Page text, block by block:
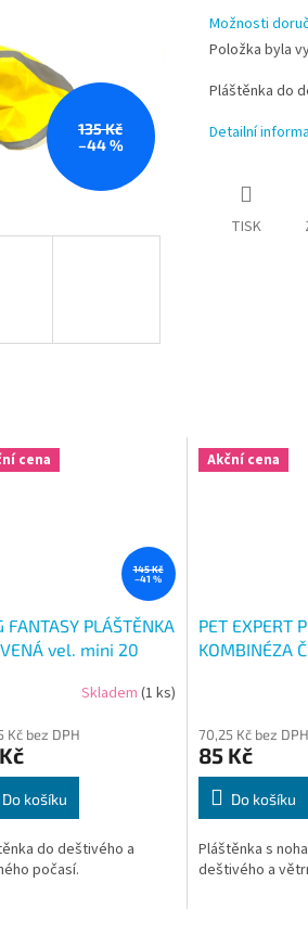
135 Kč
–44 %
Možnosti
Položka byla
Pláštěnka do
Detailní
TISK
cena
145 Kč
–41 %
FANTASY PLÁŠTĚNKA
vel. mini 20
Skladem (1 ks)
Kč bez DPH
Do košíku
do deštivého a
počasí.
Akční cena
PET EXPERT
KOMBINÉZA
70,25 Kč bez DPH
85 Kč
Do košíku
Pláštěnka s
deštivého a